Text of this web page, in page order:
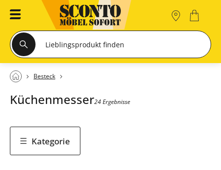
Besteck
Küchenmesser24 Ergebnisse
Kategorie